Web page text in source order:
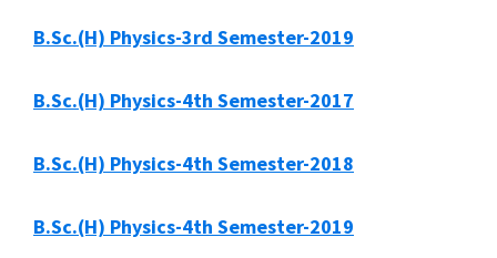
B.Sc.(H) Physics-3rd Semester-2019
B.Sc.(H) Physics-4th Semester-2017
B.Sc.(H) Physics-4th Semester-2018
B.Sc.(H) Physics-4th Semester-2019